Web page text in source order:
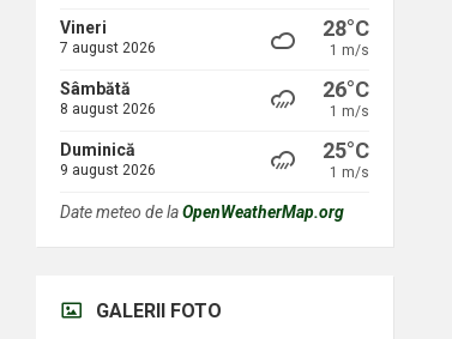
Vineri
7 august 2026
28°C
1 m/s
Sâmbătă
8 august 2026
26°C
1 m/s
Duminică
9 august 2026
25°C
1 m/s
Date meteo de laOpenWeatherMap.org
GALERII FOTO